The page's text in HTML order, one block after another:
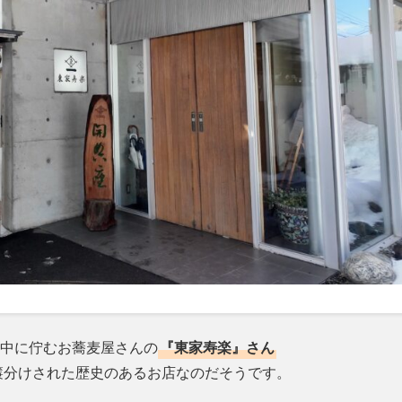
に佇むお蕎麦屋さんの『東家寿楽』さん
けされた歴史のあるお店なのだそうです。